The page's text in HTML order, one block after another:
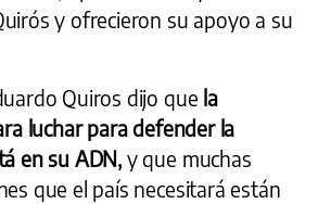
y ofrecieron su apoyo a su
Quiros dijo que la
luchar para defender la
en su ADN, y que muchas
que el país necesitará están